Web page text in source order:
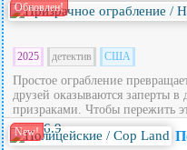
Обновлен!
2025 детектив США
Простое ограбление
друзей оказываются заперты
призраками. Чтобы пережить
New! 6.9